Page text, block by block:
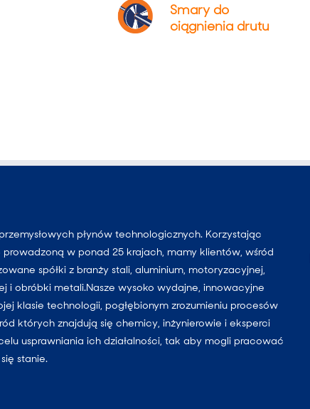
Smary do
ciągnienia drutu
płynów technologicznych. Korzystając
w ponad 25 krajach, mamy klientów, wśród
spółki z branży stali, aluminium, motoryzacyjnej,
i obróbki metali.Nasze wysoko wydajne, innowacyjne
klasie technologii, pogłębionym zrozumieniu procesów
których znajdują się chemicy, inżynierowie i eksperci
usprawniania ich działalności, tak aby mogli pracować
stanie.